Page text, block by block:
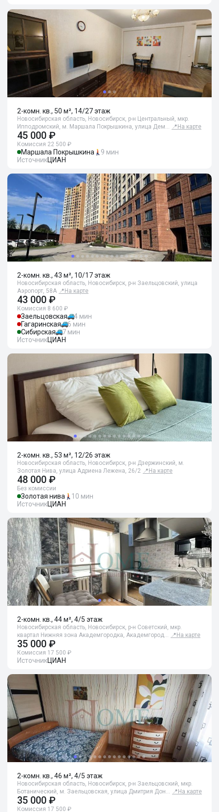
2-комн. кв., 50 м², 14/27 этаж
Новосибирская область, Новосибирск, р-н Центральный, мкр.
Ипподромский, м. Маршала Покрышкина, улица Дем… 📍 На карте
45 000 ₽
Комиссия 22 500 ₽
Маршала Покрышкина
9 мин
ИсточникЦИАН
2-комн. кв., 43 м², 10/17 этаж
Новосибирская область, Новосибирск, р-н Заельцовский, улица
Аэропорт, 58А 📍 На карте
43 000 ₽
Комиссия 8 600 ₽
Заельцовская
4 мин
Гагаринская
6 мин
Сибирская
7 мин
ИсточникЦИАН
2-комн. кв., 53 м², 12/26 этаж
Новосибирская область, Новосибирск, р-н Дзержинский, м.
Золотая Нива, улица Адриена Лежена, 26/2 📍 На карте
48 000 ₽
Без комиссии
Золотая нива
10 мин
ИсточникЦИАН
2-комн. кв., 44 м², 4/5 этаж
Новосибирская область, Новосибирск, р-н Советский, мкр.
квартал Нижняя зона Академгородка, Академгород… 📍 На карте
35 000 ₽
Комиссия 17 500 ₽
ИсточникЦИАН
2-комн. кв., 46 м², 4/5 этаж
Новосибирская область, Новосибирск, р-н Заельцовский, мкр.
Ботанический, м. Заельцовская, улица Дмитрия Дон… 📍 На карте
35 000 ₽
Комиссия 17 500 ₽